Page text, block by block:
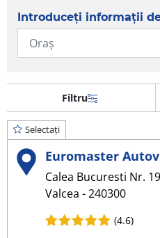
Introduceți informații
Filtru
Selectați
Euromaster
Calea Bucuresti Nr.
Valcea - 240300
(4.6)